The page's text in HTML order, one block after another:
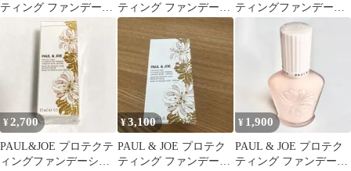
ティング ファンデーシ
ョン プライマー 01
ティング ファンデーシ
ョン プライマー 01
ティングファンデーシ
ョンプライマー 01 サン
¥2,700
PAUL&JOE プロテクテ
ィングファンデーショ
¥3,100
PAUL & JOE プロテク
ティング ファンデーシ
¥ 1,900
PAUL & JOE プロテク
ティング ファンデーシ